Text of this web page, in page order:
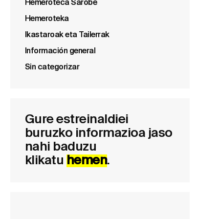
Hemeroteca Sarobe
Hemeroteka
Ikastaroak eta Tailerrak
Información general
Sin categorizar
Gure estreinaldiei
buruzko informazioa jaso
nahi baduzu
klikatu hemen.